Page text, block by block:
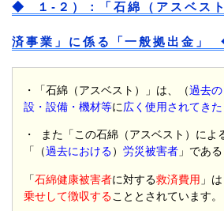
◆ １-２）：「石綿（アスベス
済事業」に係る「一般拠出金」
・「石綿（アスベスト）」は、（過去の
設・設備・機材等に広く使用されてきた
・ また「この石綿（アスベスト）によ
「（過去における）労災被害者 」であ
「石綿健康被害者に対する救済費用 」
乗せして徴収することとされています。